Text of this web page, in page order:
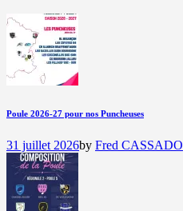
Poule 2026-27 pour nos Puncheuses
31 juillet 2026by Fred CASSADO